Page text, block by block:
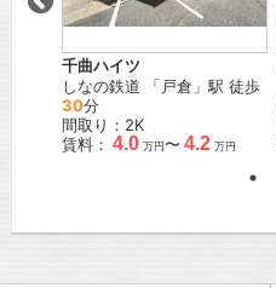
千曲ハイツ
しなの鉄道 「戸倉 」駅 徒歩
30分
間取り：2K
賃料： 4.0 万円〜 4.2 万円